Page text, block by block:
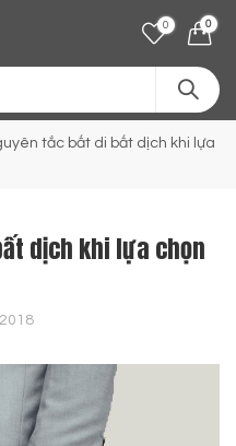
0 0
tắc bất di bất dịch khi lựa
dịch khi lựa chọn